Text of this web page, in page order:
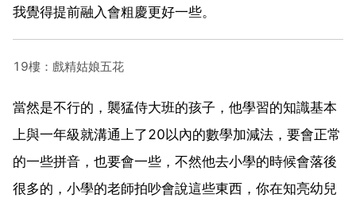
我覺得提前融入會粗慶更好一些。
19樓：戲精姑娘五花
當然是不行的，襲猛侍大班的孩子，他學習的知識基本
上與一年級就溝通上了20以內的數學加減法，要會正常
的一些拼音，也要會一些，不然他去小學的時候會落後
很多的，小學的老師拍吵會說這些東西，你在知亮幼兒